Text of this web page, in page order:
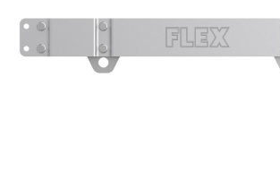
Ordina entro le 23:59,spedito oggi